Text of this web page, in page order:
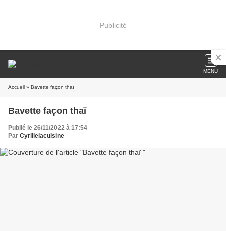
Publicité
MENU
Accueil » Bavette façon thaï
Bavette façon thaï
Publié le 26/11/2022 à 17:54
Par Cyrillelacuisine